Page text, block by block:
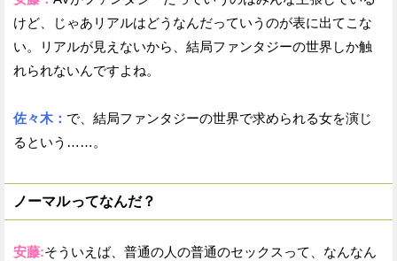
けど、じゃあリアルはどうなんだっていうのが表に出てこな
い。リアルが見えないから、結局ファンタジーの世界しか触
れられないんですよね。
佐々木： で、結局ファンタジーの世界で求められる女を演じ
るという……。
ノーマルってなんだ？
安藤:そういえば、普通の人の普通のセックスって、なんなん